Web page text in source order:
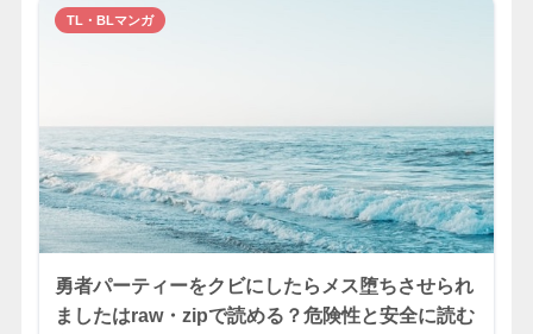
勇者パーティーをクビにしたらメス堕ちさせられ
ましたはraw・zipで読める？危険性と安全に読む
TL・BLマンガ